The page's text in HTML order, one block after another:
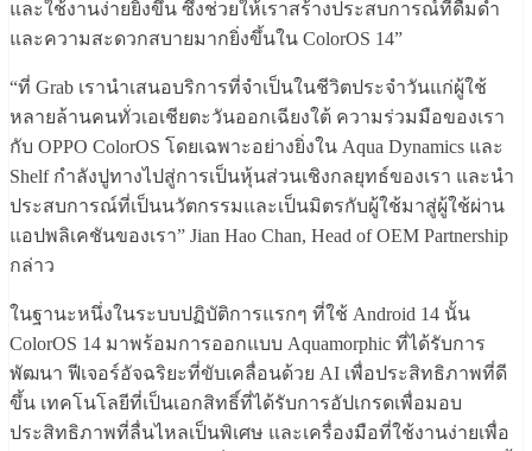
และใช้งานง่ายยิ่งขึ้น ซึ่งช่วยให้เราสร้างประสบการณ์ที่ดื่มด่ำ
และความสะดวกสบายมากยิ่งขึ้นใน ColorOS 14”
“ที่ Grab เรานำเสนอบริการที่จำเป็นในชีวิตประจำวันแก่ผู้ใช้
หลายล้านคนทั่วเอเชียตะวันออกเฉียงใต้ ความร่วมมือของเรา
กับ OPPO ColorOS โดยเฉพาะอย่างยิ่งใน Aqua Dynamics และ
Shelf กำลังปูทางไปสู่การเป็นหุ้นส่วนเชิงกลยุทธ์ของเรา และนำ
ประสบการณ์ที่เป็นนวัตกรรมและเป็นมิตรกับผู้ใช้มาสู่ผู้ใช้ผ่าน
แอปพลิเคชันของเรา” Jian Hao Chan, Head of OEM Partnership
กล่าว
ในฐานะหนึ่งในระบบปฏิบัติการแรกๆ ที่ใช้ Android 14 นั้น
ColorOS 14 มาพร้อมการออกแบบ Aquamorphic ที่ได้รับการ
พัฒนา ฟีเจอร์อัจฉริยะที่ขับเคลื่อนด้วย AI เพื่อประสิทธิภาพที่ดี
ขึ้น เทคโนโลยีที่เป็นเอกสิทธิ์ที่ได้รับการอัปเกรดเพื่อมอบ
ประสิทธิภาพที่ลื่นไหลเป็นพิเศษ และเครื่องมือที่ใช้งานง่ายเพื่อ